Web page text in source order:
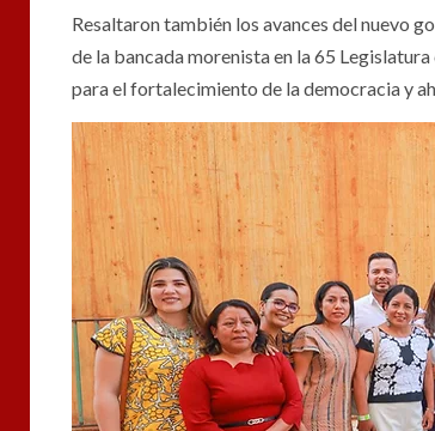
Resaltaron también los avances del nuevo
de la bancada morenista en la 65
para el fortalecimiento de la democracia y